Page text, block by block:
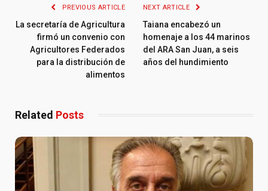
PREVIOUS ARTICLE
La secretaría de Agricultura
firmó un convenio con
Agricultores Federados
para la distribución de
alimentos
NEXT ARTICLE
Taiana encabezó un
homenaje a los 44 marinos
del ARA San Juan, a seis
años del hundimiento
Related Posts